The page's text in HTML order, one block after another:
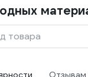
товара
Отзывам